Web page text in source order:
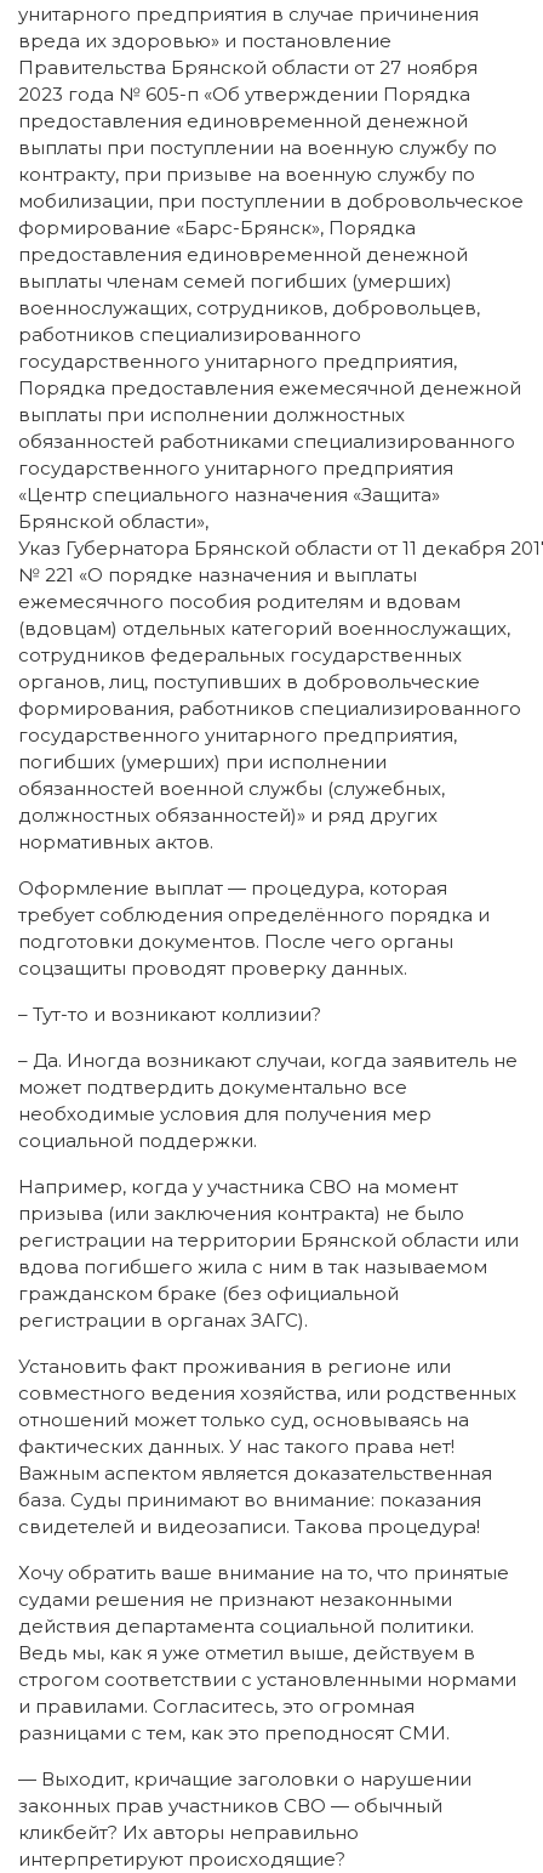
унитарного предприятия в случае причинения
вреда их здоровью» и постановление
Правительства Брянской области от 27 ноября
2023 года № 605-п «Об утверждении Порядка
предоставления единовременной денежной
выплаты при поступлении на военную службу по
контракту, при призыве на военную службу по
мобилизации, при поступлении в добровольческое
формирование «Барс-Брянск», Порядка
предоставления единовременной денежной
выплаты членам семей погибших (умерших)
военнослужащих, сотрудников, добровольцев,
работников специализированного
государственного унитарного предприятия,
Порядка предоставления ежемесячной денежной
выплаты при исполнении должностных
обязанностей работниками специализированного
государственного унитарного предприятия
«Центр специального назначения «Защита»
Брянской области»,
Указ Губернатора Брянской области от 11 декабря
№ 221 «О порядке назначения и выплаты
ежемесячного пособия родителям и вдовам
(вдовцам) отдельных категорий военнослужащих,
сотрудников федеральных государственных
органов, лиц, поступивших в добровольческие
формирования, работников специализированного
государственного унитарного предприятия,
погибших (умерших) при исполнении
обязанностей военной службы (служебных,
должностных обязанностей)» и ряд других
нормативных актов.
Оформление выплат — процедура, которая
требует соблюдения определённого порядка и
подготовки документов. После чего органы
соцзащиты проводят проверку данных.
– Тут-то и возникают коллизии?
– Да. Иногда возникают случаи, когда заявитель не
может подтвердить документально все
необходимые условия для получения мер
социальной поддержки.
Например, когда у участника СВО на момент
призыва (или заключения контракта) не было
регистрации на территории Брянской области или
вдова погибшего жила с ним в так называемом
гражданском браке (без официальной
регистрации в органах ЗАГС).
Установить факт проживания в регионе или
совместного ведения хозяйства, или родственных
отношений может только суд, основываясь на
фактических данных. У нас такого права нет!
Важным аспектом является доказательственная
база. Суды принимают во внимание: показания
свидетелей и видеозаписи. Такова процедура!
Хочу обратить ваше внимание на то, что принятые
судами решения не признают незаконными
действия департамента социальной политики.
Ведь мы, как я уже отметил выше, действуем в
строгом соответствии с установленными нормами
и правилами. Согласитесь, это огромная
разницами с тем, как это преподносят СМИ.
— Выходит, кричащие заголовки о нарушении
законных прав участников СВО — обычный
кликбейт? Их авторы неправильно
интерпретируют происходящие?